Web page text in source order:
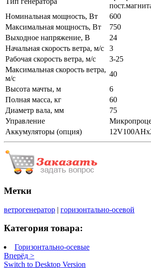
Номинальная мощность, Вт
600
Максимальная мощность, Вт
750
Выходное напряжение, В
24
Начальная скорость ветра, м/с
3
Рабочая скорость ветра, м/с
3-25
Максимальная скорость ветра,
м/с
40
Высота мачты, м
6
Полная масса, кг
60
Диаметр вала, мм
75
Управление
Аккумуляторы (опция)
Метки
ветрогенератор | горизонтально-осевой
Категория товара:
Горизонтально-осевые
Вперёд >
Switch to Desktop Version